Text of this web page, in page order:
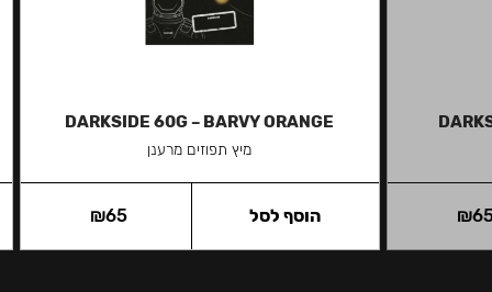
₪
DARKSIDE 60G – BARVY ORANGE
מיץ תפוזים מרענן
₪65 הוסף לסל